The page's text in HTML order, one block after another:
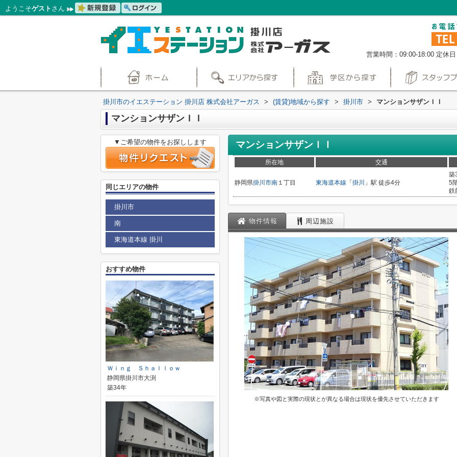
ようこそゲスト さん
営業時間：09:00-18:00 定休
掛川市のイエステーション 掛川店 株式会社アーガス > (賃貸)地域から探す > 掛川市 > マンションサザンＩＩ
マンションサザンＩＩ
マンションサザンＩＩ
所在地 交通
静岡県掛川市南 １丁目 東海道本線 「 掛川 」駅 徒歩4分
築
5
鉄
物件情報 周辺施設
※写真や図と実際の現状とが異なる場合は現状を優先させていただきます
▼ご希望の物件をお探しします
同じエリアの物件
掛川市
南
東海道本線 掛川
おすすめ物件
Ｗｉｎｇ Ｓｈａｌｌｏｗ
静岡県掛川市大渕
築34年